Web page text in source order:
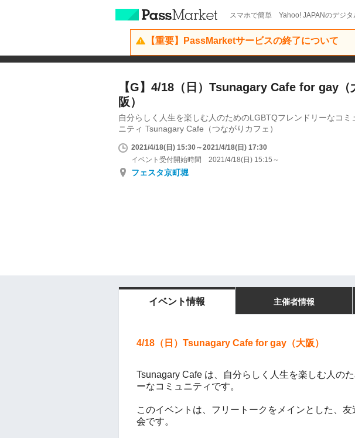
スマホで簡単 Yahoo! JAPANのデジタ
【重要】PassMarketサービスの終了について
【G】4/18（日）Tsunagary Cafe for gay（
阪）
自分らしく人生を楽しむ人のためのLGBTQフレンドリーなコミ
ニティ Tsunagary Cafe（つながりカフェ）
2021/4/18(日) 15:30～2021/4/18(日) 17:30
イベント受付開始時間 2021/4/18(日) 15:15～
フェスタ京町堀
イベント情報 主催者情報
4/18（日）Tsunagary Cafe for gay（大阪）
Tsunagary Cafe は、自分らしく人生を楽しむ人の
ーなコミュニティです。
このイベントは、フリートークをメインとした、
会です。